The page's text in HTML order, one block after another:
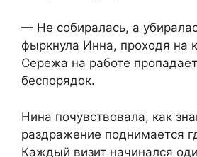
— Не собиралась, а
фыркнула Инна, проходя на
Сережа на работе
беспорядок.
Нина почувствовала, как
раздражение поднимается
Каждый визит начинался